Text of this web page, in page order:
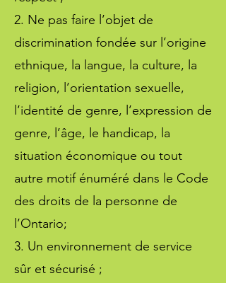
2. Ne pas faire l’objet de
discrimination fondée sur l’origine
ethnique, la langue, la culture, la
religion, l’orientation sexuelle,
l’identité de genre, l’expression de
genre, l’âge, le handicap, la
situation économique ou tout
autre motif énuméré dans le Code
des droits de la personne de
l’Ontario;
3. Un environnement de service
sûr et sécurisé ;